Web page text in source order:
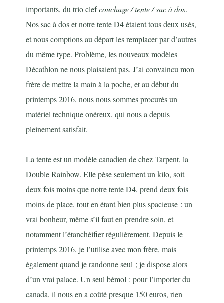
importants, du trio clefcouchage / tente / sac à dos.
Nos sac à dos et notre tente D4 étaient tous deux usés,
et nous comptions au départ les remplacer par d’autres
du même type. Problème, les nouveaux modèles
Décathlon ne nous plaisaient pas. J’ai convaincu mon
frère de mettre la main à la poche, et au début du
printemps 2016, nous nous sommes procurés un
matériel technique onéreux, qui nous a depuis
pleinement satisfait.
La tente est un modèle canadien de chez Tarpent, la
Double Rainbow. Elle pèse seulement un kilo, soit
deux fois moins que notre tente D4, prend deux fois
moins de place, tout en étant bien plus spacieuse : un
vrai bonheur, même s’il faut en prendre soin, et
notamment l’étanchéifier régulièrement. Depuis le
printemps 2016, je l’utilise avec mon frère, mais
également quand je randonne seul ; je dispose alors
d’un vrai palace. Un seul bémol : pour l’importer du
canada, il nous en a coûté presque 150 euros, rien